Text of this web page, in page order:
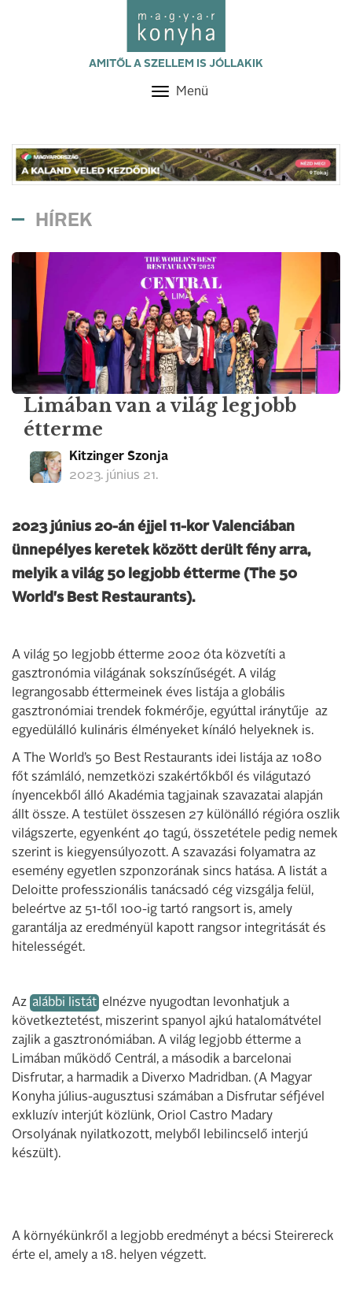
AMITŐL A SZELLEM IS JÓLLAKIK
Toggle
Menü
HÍREK
Limában van a világ legjobb
étterme
Kitzinger Szonja
2023. június 21.
2023 június 20-án éjjel 11-kor Valenciában
ünnepélyes keretek között derült fény arra,
melyik a világ 50 legjobb étterme (The 50
World's Best Restaurants).
A világ 50 legjobb étterme 2002 óta közvetíti a
gasztronómia világának sokszínűségét. A világ
legrangosabb éttermeinek éves listája a globális
gasztronómiai trendek fokmérője, egyúttal iránytűje az
egyedülálló kulináris élményeket kínáló helyeknek is.
A The World’s 50 Best Restaurants idei listája az 1080
főt számláló, nemzetközi szakértőkből és világutazó
ínyencekből álló Akadémia tagjainak szavazatai alapján
állt össze. A testület összesen 27 különálló régióra oszlik
világszerte, egyenként 40 tagú, összetétele pedig nemek
szerint is kiegyensúlyozott. A szavazási folyamatra az
esemény egyetlen szponzorának sincs hatása. A listát a
Deloitte professzionális tanácsadó cég vizsgálja felül,
beleértve az 51-től 100-ig tartó rangsort is, amely
garantálja az eredményül kapott rangsor integritását és
hitelességét.
Az alábbi listát elnézve nyugodtan levonhatjuk a
következtetést, miszerint spanyol ajkú hatalomátvétel
zajlik a gasztronómiában. A világ legjobb étterme a
Limában működő Centrál, a második a barcelonai
Disfrutar, a harmadik a Diverxo Madridban. (A Magyar
Konyha július-augusztusi számában a Disfrutar séfjével
exkluzív interjút közlünk, Oriol Castro Madary
Orsolyának nyilatkozott, melyből lebilincselő interjú
készült).
A környékünkről a legjobb eredményt a bécsi Steirereck
érte el, amely a 18. helyen végzett.